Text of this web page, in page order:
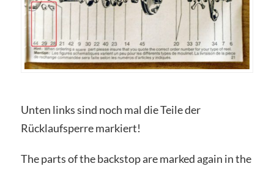
Unten links sind noch mal die Teile der
Rücklaufsperre markiert!
The parts of the backstop are marked again in the